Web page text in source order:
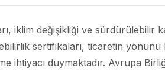
iklim değişikliği ve sürdürülebilir
sertifikaları, ticaretin
ihtiyacı duymaktadır. Avrupa